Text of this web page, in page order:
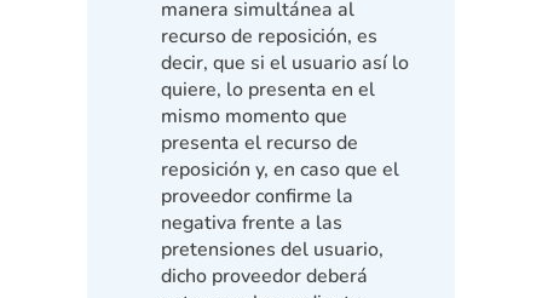
manera simultánea al
recurso de reposición, es
decir, que si el usuario así lo
quiere, lo presenta en el
mismo momento que
presenta el recurso de
reposición y, en caso que el
proveedor confirme la
negativa frente a las
pretensiones del usuario,
dicho proveedor deberá